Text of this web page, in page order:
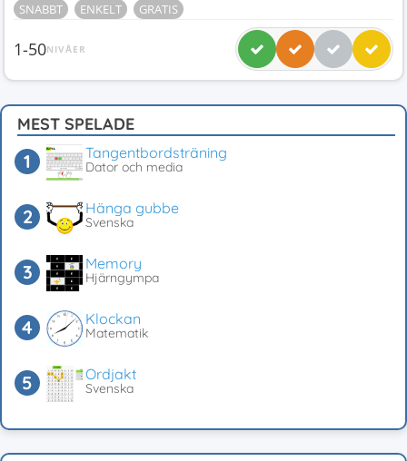
SNABBT ENKELT GRATIS
1-50NIVÅER
MEST SPELADE
Tangentbordsträning
Dator och media
Hänga gubbe
Svenska
Memory
Hjärngympa
Klockan
Matematik
Ordjakt
Svenska